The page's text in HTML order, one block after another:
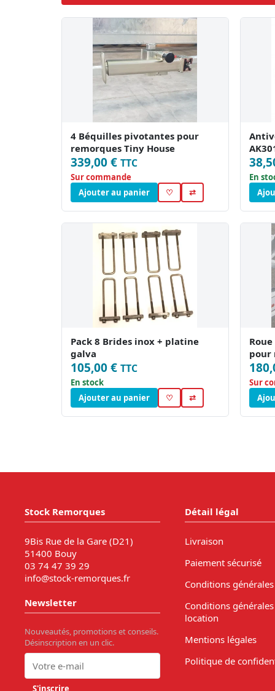
4 Béquilles pivotantes pour
remorques Tiny House
339,00 € TTC
Sur commande
Ajouter au panier
♡ ⇄
En
Pack 8 Brides inox + platine
galva
105,00 € TTC
En stock
Ajouter au panier
♡ ⇄
pour
Sur
Stock Remorques
9Bis Rue de la Gare (D21)
51400 Bouy
03 74 47 39 29
info@stock-remorques.fr
Newsletter
Nouveautés, promotions et conseils.
Désinscription en un clic.
S'inscrire
Détail légal
Livraison
Paiement sécurisé
Conditions
Conditions
location
Mentions légales
Politique de